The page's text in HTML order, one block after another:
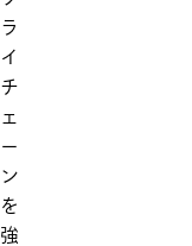
ラ
イ
チ
ェ
ー
ン
を
強